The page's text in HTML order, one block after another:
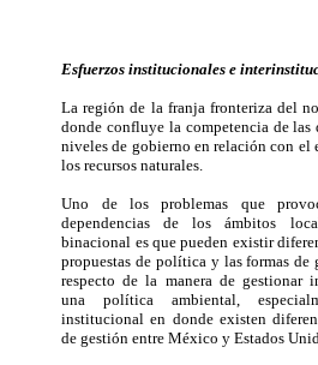
Esfuerzos institucionales e
La región de la franja fronteriza del
donde confluye la competencia de las
niveles de gobierno en relación con el
los recursos naturales.
Uno de los problemas que
dependencias de los ámbitos
binacional es que pueden existir
propuestas de política y las formas de
respecto de la manera de gestionar
una política ambiental,
institucional en donde existen
de gestión entre México y Estados